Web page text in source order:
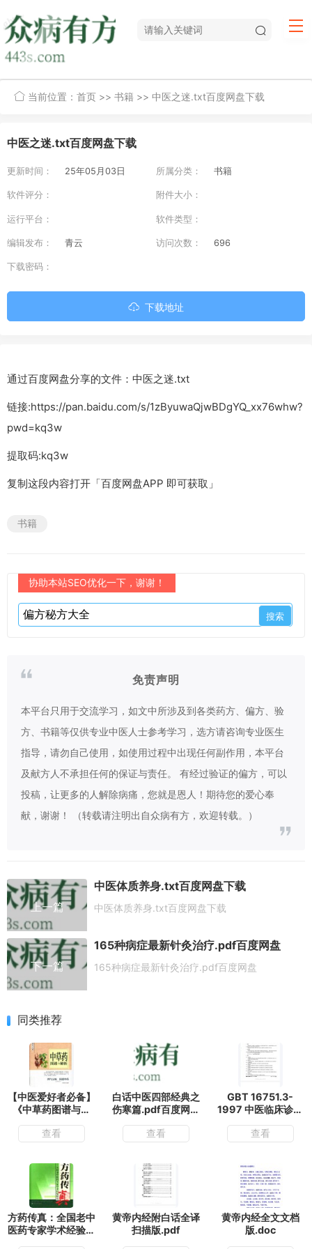
当前位置： 首页 >> 书籍 >> 中医之迷.txt百度网盘下载
中医之迷.txt百度网盘下载
更新时间： 25年05月03日 所属分类： 书籍
软件评分： 附件大小：
运行平台： 软件类型：
编辑发布： 青云 访问次数： 696
下载密码：
下载地址
通过百度网盘分享的文件：中医之迷.txt
链接:https://pan.baidu.com/s/1zByuwaQjwBDgYQ_xx76whw?
pwd=kq3w
提取码:kq3w
复制这段内容打开「百度网盘APP 即可获取」
书籍
协助本站SEO优化一下，谢谢！
免责声明
本平台只用于交流学习，如文中所涉及到各类药方、偏方、验
方、书籍等仅供专业中医人士参考学习，选方请咨询专业医生
指导，请勿自己使用，如使用过程中出现任何副作用，本平台
及献方人不承担任何的保证与责任。 有经过验证的偏方，可以
投稿，让更多的人解除病痛，您就是恩人！期待您的爱心奉
献，谢谢！ （转载请注明出自众病有方，欢迎转载。）
上一篇
中医体质养身.txt百度网盘下载
中医体质养身.txt百度网盘下载
下一篇
165种病症最新针灸治疗.pdf百度网盘
165种病症最新针灸治疗.pdf百度网盘
同类推荐
【中医爱好者必备】
《中草药图谱与解
气五味问道中药中草
查看
白话中医四部经典之
伤寒篇.pdf百度网盘
查看
GBT 16751.3-
1997 中医临床诊疗
百度网盘下载
查看
方药传真：全国老中
医药专家学术经验精
黄帝内经附白话全译
扫描版.pdf
黄帝内经全文文档
版.doc